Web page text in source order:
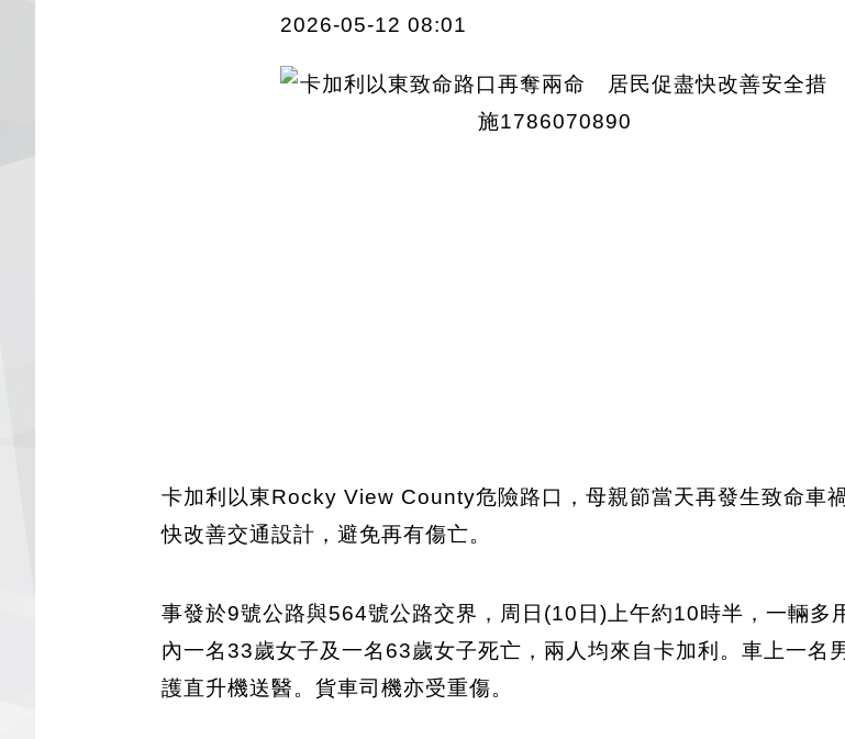
2026-05-12 08:01
卡加利以東Rocky View County危險路口，母親節當天再發生致命車
快改善交通設計，避免再有傷亡。
事發於9號公路與564號公路交界，周日(10日)上午約10時半，一輛多
內一名33歲女子及一名63歲女子死亡，兩人均來自卡加利。車上一名
護直升機送醫。貨車司機亦受重傷。